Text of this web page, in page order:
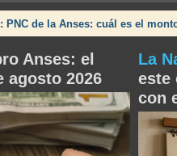
PNC de la Anses: cuál es el
Anses: el
agosto 2026
La
este
con